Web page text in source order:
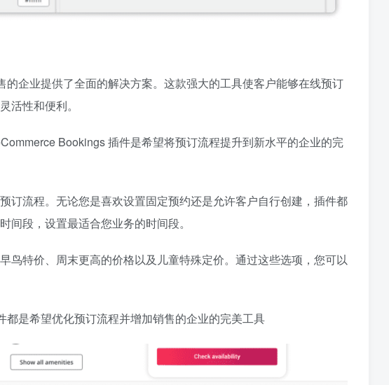
企业提供了全面的解决方案。这款强大的工具使客户能够在线预订
活性和便利。
Bookings 插件是希望将预订流程提升到新水平的企业的完
订流程。无论您是喜欢设置固定预约还是允许客户自行创建，插件都
段，设置最适合您业务的时间段。
鸟特价、周末更高的价格以及儿童特殊定价。通过这些选项，您可以
是希望优化预订流程并增加销售的企业的完美工具